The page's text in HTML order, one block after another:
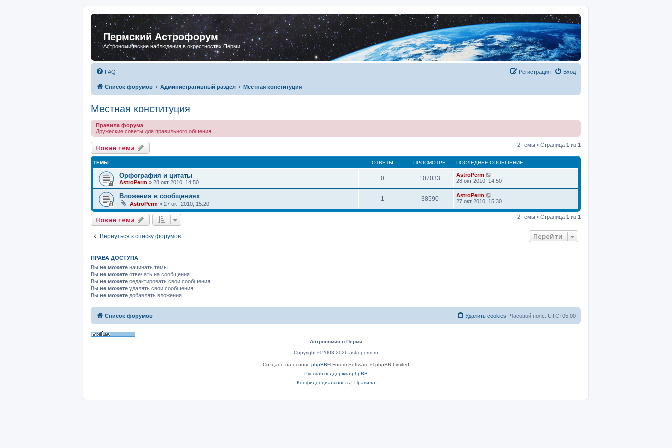
Пермский Астрофорум
Астрономические наблюдения в окрестностях Перми
FAQ Вход
Регистрация
Список форумов Административный раздел Местная конституция
Местная конституция
Правила форума
Дружеские советы для правильного общения...
Новая тема 2 темы • Страница 1 из 1
ТЕМЫ ОТВЕТЫ ПРОСМОТРЫ ПОСЛЕДНЕЕ СООБЩЕНИЕ
Орфография и цитаты
AstroPerm » 28 окт 2010, 14:50
0 107033
AstroPerm
28 окт 2010, 14:50
Вложения в сообщениях
AstroPerm » 27 окт 2010, 15:20
1 38590
AstroPerm
27 окт 2010, 15:30
Новая тема 2 темы • Страница 1 из 1
Вернуться к списку форумов Перейти
ПРАВА ДОСТУПА
Вы не можете начинать темы
Вы не можете отвечать на сообщения
Вы не можете редактировать свои сообщения
Вы не можете удалять свои сообщения
Вы не можете добавлять вложения
Список форумов Часовой пояс: UTC+05:00
Удалить cookies
Астрономия в Перми
Copyright © 2008-2026 astroperm.ru
Создано на основе phpBB® Forum Software © phpBB Limited
Русская поддержка phpBB
Конфиденциальность| Правила